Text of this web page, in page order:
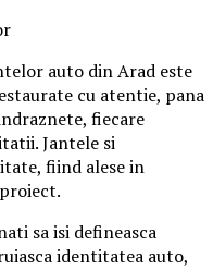
auto din Arad este
cu atentie, pana
fiecare
Jantele si
fiind alese in
sa isi defineasca
identitatea auto,